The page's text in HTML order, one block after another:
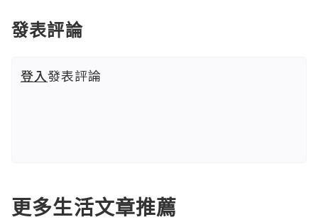
發表評論
登入發表評論
更多生活文章推薦